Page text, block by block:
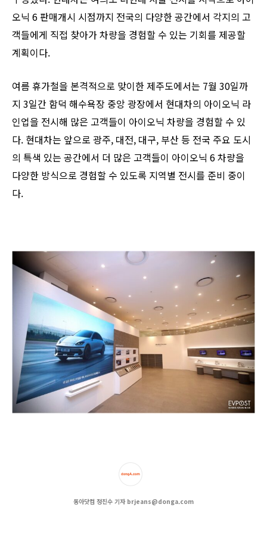
오닉 6 판매개시 시점까지 전국의 다양한 공간에서 각지의 고
객들에게 직접 찾아가 차량을 경험할 수 있는 기회를 제공할
계획이다.
여름 휴가철을 본격적으로 맞이한 제주도에서는 7월 30일까
지 3일간 함덕 해수욕장 중앙 광장에서 현대차의 아이오닉 라
인업을 전시해 많은 고객들이 아이오닉 차량을 경험할 수 있
다. 현대차는 앞으로 광주, 대전, 대구, 부산 등 전국 주요 도시
의 특색 있는 공간에서 더 많은 고객들이 아이오닉 6 차량을
다양한 방식으로 경험할 수 있도록 지역별 전시를 준비 중이
다.
동아닷컴 정진수 기자 brjeans@donga.com